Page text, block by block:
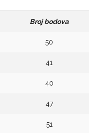
Broj bodova
50
41
40
47
51